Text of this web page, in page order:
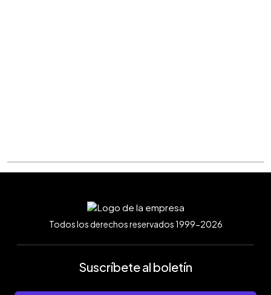
Todos los derechos reservados 1999-2026
Suscríbete al boletín